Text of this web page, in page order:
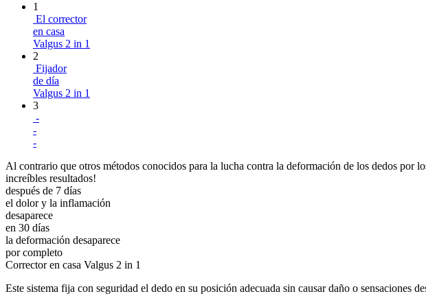
1
El corrector
en casa
Valgus 2 in 1
2
Fijador
de día
Valgus 2 in 1
3
-
-
-
Al contrario que otros métodos conocidos para la lucha contra la deformación de los dedos por
increíbles resultados!
después de 7 días
el dolor y la inflamación
desaparece
en 30 días
la deformación desaparece
por completo
Corrector en casa Valgus 2 in 1
Este sistema fija con seguridad el dedo en su posición adecuada sin causar daño o sensaciones